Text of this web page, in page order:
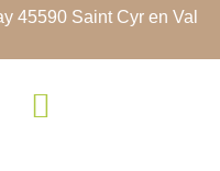
45590 Saint Cyr en Val